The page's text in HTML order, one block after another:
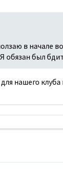
в начале
обязан был
нашего клуба